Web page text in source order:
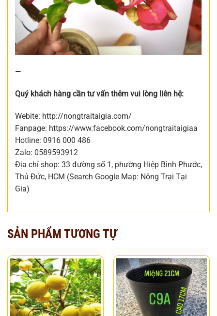
—
Quý khách hàng cần tư vấn thêm vui lòng liên hệ:
Webite: http://nongtraitaigia.com/
Fanpage: https://www.facebook.com/nongtraitaigiaa
Hotline: 0916 000 486
Zalo: 0589593912
Địa chỉ shop: 33 đường số 1, phường Hiệp Bình Phước,
Thủ Đức, HCM (Search Google Map: Nông Trại Tại
Gia)
SẢN PHẨM TƯƠNG TỰ